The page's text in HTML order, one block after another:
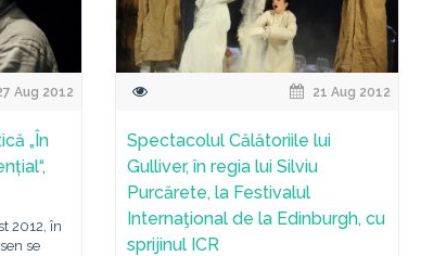
Aug 2012
„În
2012, în
se
21 Aug 2012
Spectacolul Călătoriile lui
Gulliver, în regia lui Silviu
Purcărete, la Festivalul
Internaţional de la Edinburgh, cu
sprijinul ICR